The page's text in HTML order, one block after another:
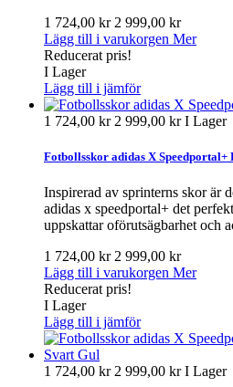
1 724,00 kr 2 999,00 kr
Lägg till i varukorgen Mer
Reducerat pris!
I Lager
Lägg till i jämför
1 724,00 kr 2 999,00 krI Lager
Fotbollsskor adidas X Speedportal+
Inspirerad av sprinterns skor är
adidas x speedportal+ det
uppskattar oförutsägbarhet och
1 724,00 kr 2 999,00 kr
Lägg till i varukorgen Mer
Reducerat pris!
I Lager
Lägg till i jämför
1 724,00 kr 2 999,00 krI Lager